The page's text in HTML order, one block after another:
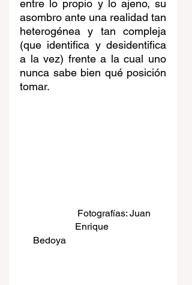
entre lo propio y lo ajeno, su
asombro ante una realidad tan
heterogénea y tan compleja
(que identifica y desidentifica
a la vez) frente a la cual uno
nunca sabe bien qué posición
tomar.
Fotografías: Juan
Enrique
Bedoya